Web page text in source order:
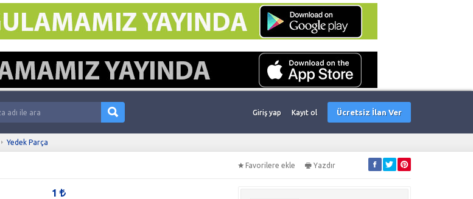
Giriş yap Kayıt ol Ücretsiz İlan Ver
Yedek Parça
Favorilere ekle Yazdır
1